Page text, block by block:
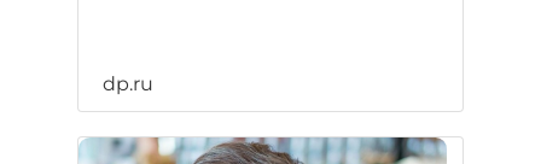
dp.ru